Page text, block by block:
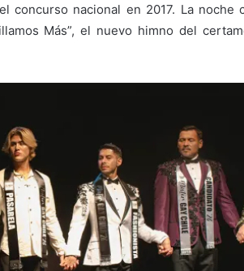
concurso nacional en 2017. La noche
Más”, el nuevo himno del